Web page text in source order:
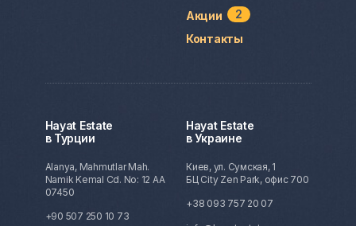
Акции
2
Контакты
Hayat Estate
в Турции
Alanya, Mahmutlar Mah.
Namik Kemal Cd. No: 12 AA
07450
+90 507 250 10 73
Hayat Estate
в Украине
Киев, ул. Сумская, 1
БЦ City Zen Park, офис 700
+38 093 757 20 07